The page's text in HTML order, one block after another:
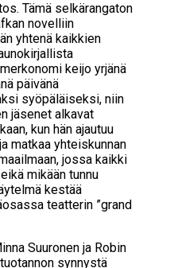
Tämä selkärangaton
novelliin
yhtenä kaikkien
keijo yrjänä
päivänä
syöpäläiseksi, niin
jäsenet alkavat
kun hän ajautuu
matkaa yhteiskunnan
jossa kaikki
mikään tunnu
kestää
teatterin ”grand
Suuronen ja Robin
synnystä